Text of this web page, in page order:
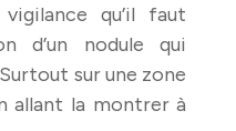
qu’il faut
d’un nodule qui
sur une zone
allant la montrer à